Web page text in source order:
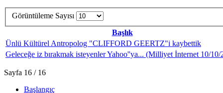
Görüntüleme Sayısı
Başlık
Ünlü Kültürel Antropolog "CLIFFORD GEERTZ"i kaybettik
Geleceğe iz bırakmak isteyenler Yahoo''ya... (Milliyet İnternet 10/10/
Sayfa 16 / 16
Başlangıç